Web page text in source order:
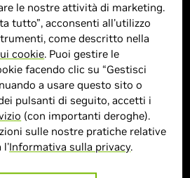
le nostre attività di marketing.
tutto”, acconsenti all'utilizzo
come descritto nella
cookie. Puoi gestire le
facendo clic su “Gestisci
a usare questo sito o
pulsanti di seguito, accetti i
(con importanti deroghe).
sulle nostre pratiche relative
l'Informativa sulla privacy.